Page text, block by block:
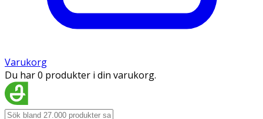
Varukorg
Du har 0 produkter i din varukorg.